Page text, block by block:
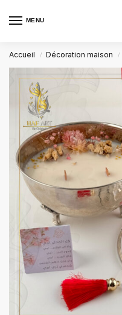
MENU
Accueil / Décoration maison /